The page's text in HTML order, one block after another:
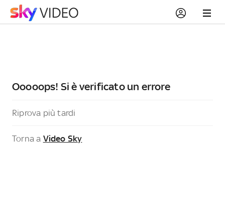
Ooooops! Si è verificato un errore
Riprova più tardi
Torna a Video Sky